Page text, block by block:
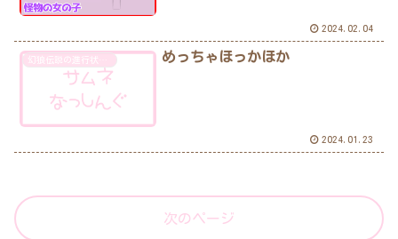
2024.02.04
めっちゃほっかほか
2024.01.23
次のページ